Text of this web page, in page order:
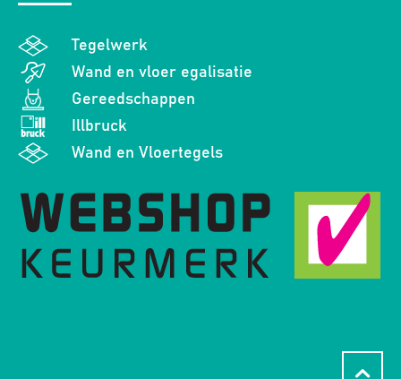
Tegelwerk
Wand en vloer egalisatie
Gereedschappen
Illbruck
Wand en Vloertegels